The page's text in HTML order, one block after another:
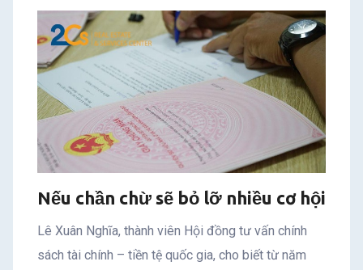
Nếu chần chừ sẽ bỏ lỡ nhiều cơ hội
Lê Xuân Nghĩa, thành viên Hội đồng tư vấn chính
sách tài chính – tiền tệ quốc gia, cho biết từ năm